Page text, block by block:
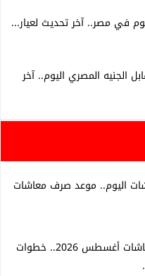
في مصر.. آخر تحديث لعيار...
الجنيه المصري اليوم.. آخر
اليوم.. موعد صرف معاشات
موعد صرف معاشات أغسطس 2026.. خطوات